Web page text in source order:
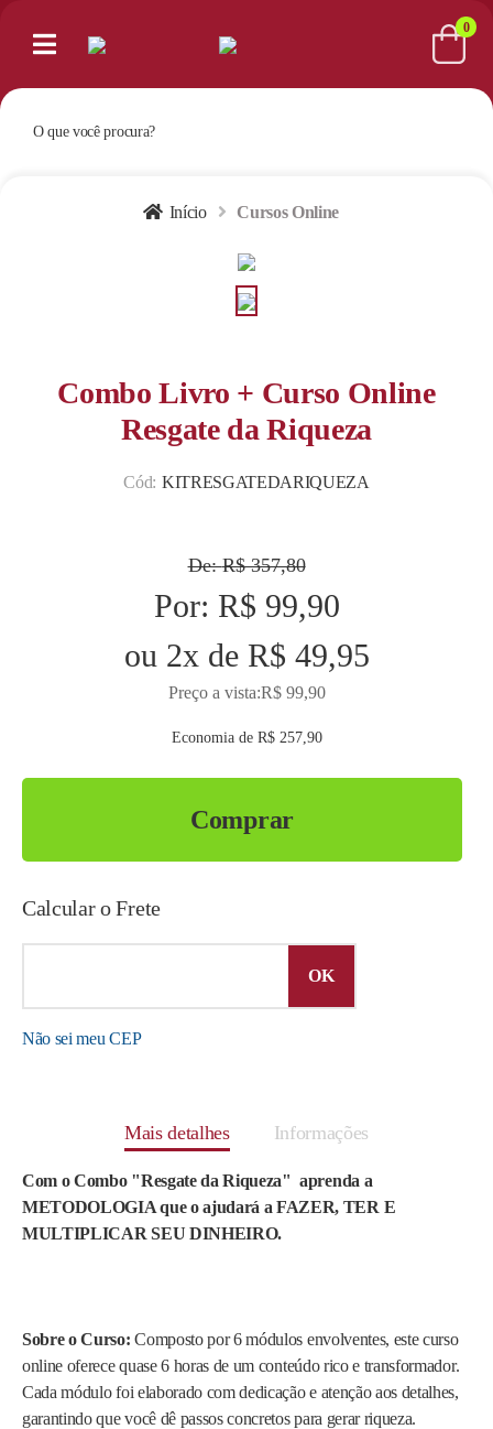
0
Início Cursos Online
Combo Livro + Curso Online
Resgate da Riqueza
Cód: KITRESGATEDARIQUEZA
De:R$ 357,80
Por: R$ 99,90
ou 2x de R$ 49,95
Preço a vista:R$ 99,90
Economia de R$ 257,90
Comprar
Calcular o Frete
Não sei meu CEP
Mais detalhes Informações
Com o Combo "Resgate da Riqueza" aprenda a
METODOLOGIA que o ajudará a FAZER, TER E
MULTIPLICAR SEU DINHEIRO.
Sobre o Curso: Composto por 6 módulos envolventes, este curso
online oferece quase 6 horas de um conteúdo rico e transformador.
Cada módulo foi elaborado com dedicação e atenção aos detalhes,
garantindo que você dê passos concretos para gerar riqueza.